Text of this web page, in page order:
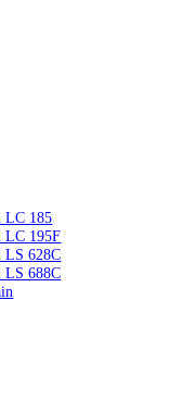
LC 185
LC 195F
LS 628C
LS 688C